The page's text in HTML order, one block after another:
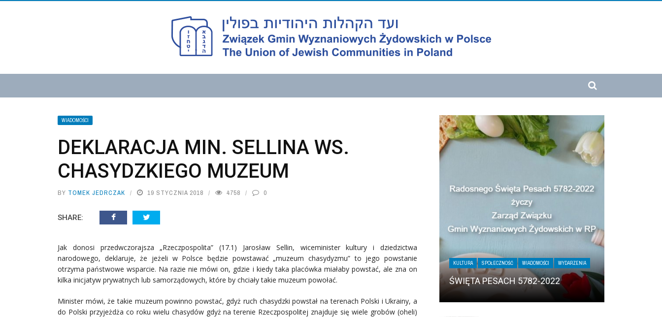
WIADOMOŚCI
DEKLARACJA MIN. SELLINA WS.
CHASYDZKIEGO MUZEUM
BY TOMEK JEDRCZAK 19 STYCZNIA 2018 4758 0
SHARE:
Jak donosi przedwczorajsza „Rzeczpospolita” (17.1) Jarosław Sellin, wiceminister kultury i dziedzictwa
narodowego, deklaruje, że jeżeli w Polsce będzie powstawać „muzeum chasydyzmu” to jego powstanie
otrzyma państwowe wsparcie. Na razie nie mówi on, gdzie i kiedy taka placówka miałaby powstać, ale zna on
kilka inicjatyw prywatnych lub samorządowych, które by chciały takie muzeum powołać.
Minister mówi, że takie muzeum powinno powstać, gdyż ruch chasydzki powstał na terenach Polski i Ukrainy, a
do Polski przyjeżdża co roku wielu chasydów gdyż na terenie Rzeczpospolitej znajduje się wiele grobów (oheli)
KULTURA SPOŁECZNOŚĆ WIADOMOŚCI WYDARZENIA
ŚWIĘTA PESACH 5782-2022